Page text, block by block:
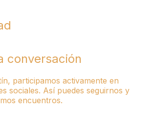
conversación
participamos activamente en
sociales. Así puedes seguirnos y
encuentros.